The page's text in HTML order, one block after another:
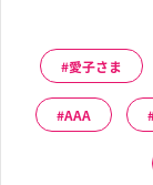
愛子さま
AAA